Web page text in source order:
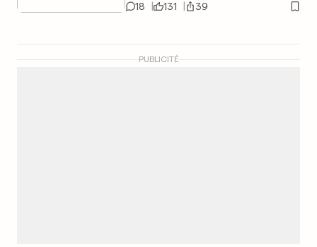
18 131 39
PUBLICITÉ